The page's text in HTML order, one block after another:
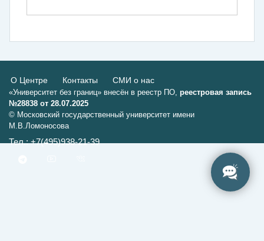
О Центре Контакты СМИ о нас
«Университет без границ» внесён в реестр ПО, реестровая запись
№28838 от 28.07.2025
© Московский государственный университет имени
М.В.Ломоносова
Тел.: +7(495)938-21-39